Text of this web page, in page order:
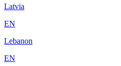
Latvia
EN
Lebanon
EN